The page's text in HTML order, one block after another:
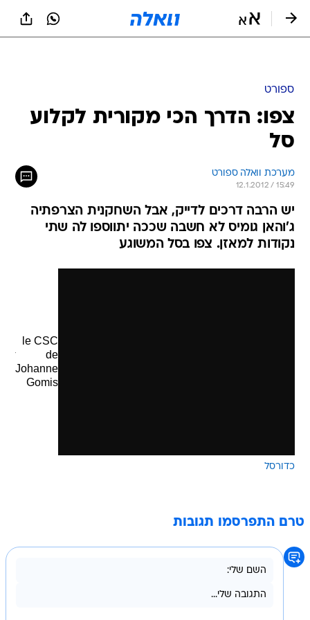
ספורט
צפו: הדרך הכי מקורית לקלוע
סל
מערכת וואלה ספורט
12.1.2012 / 15:49
יש הרבה דרכים לדייק, אבל השחקנית הצרפתיה
ג'והאן גומיס לא חשבה שככה יתווספו לה שתי
נקודות למאזן. צפו בסל המשוגע
le CSC
de
Johanne
Gomis
by
כדורסל
טרם התפרסמו תגובות